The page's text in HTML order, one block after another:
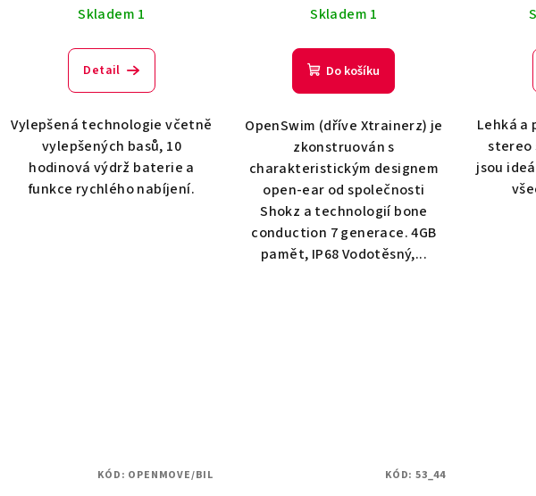
t
Skladem 1
Detail
Vylepšená technologie včetně
vylepšených basů, 10
hodinová výdrž baterie a
funkce rychlého nabíjení.
Skladem 1
Do košíku
OpenSwim (dříve Xtrainerz) je
zkonstruován s
charakteristickým designem
open-ear od společnosti
Shokz a technologií bone
conduction 7 generace. 4GB
pamět, IP68 Vodotěsný,...
Lehká a
stereo
jsou
KÓD: OPENMOVE/BIL KÓD: 53_44